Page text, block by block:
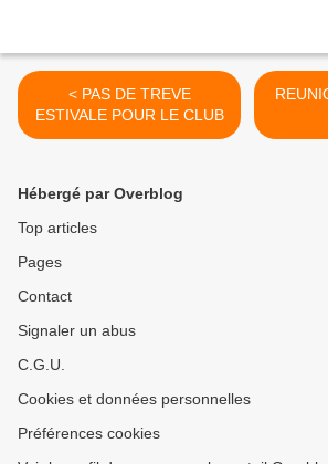
< PAS DE TREVE
ESTIVALE POUR LE CLUB
Hébergé par Overblog
Top articles
Pages
Contact
Signaler un abus
C.G.U.
Cookies et données personnelles
Préférences cookies